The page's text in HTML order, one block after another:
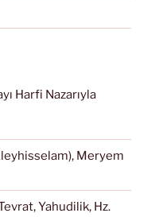
Harfi Nazarıyla
Meryem
Yahudilik, Hz.